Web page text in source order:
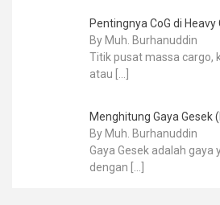
Pentingnya CoG di Heavy
By Muh. Burhanuddin
Titik pusat massa cargo,
atau
Menghitung Gaya Gesek
By Muh. Burhanuddin
Gaya Gesek adalah gaya
dengan